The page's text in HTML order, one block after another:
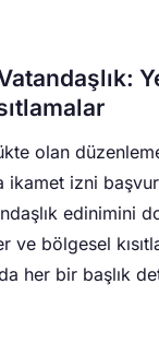
olan
izni
edinimini
ve bölgesel
her bir başlık